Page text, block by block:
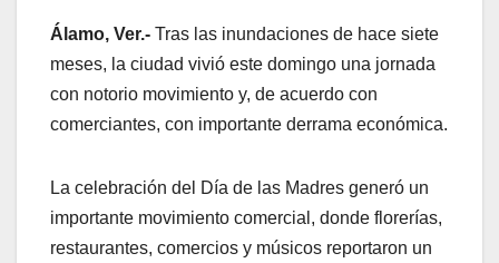
Álamo, Ver.- Tras las inundaciones de hace siete
meses, la ciudad vivió este domingo una jornada
con notorio movimiento y, de acuerdo con
comerciantes, con importante derrama económica.
La celebración del Día de las Madres generó un
importante movimiento comercial, donde florerías,
restaurantes, comercios y músicos reportaron un